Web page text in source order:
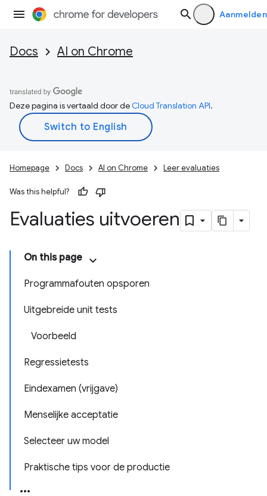
Aanmelden
Docs AI on Chrome
Deze pagina is vertaald door deCloud Translation API.
Homepage Docs AI on Chrome Leer evaluaties
Was this helpful?
Evaluaties uitvoeren
On this page
Programmafouten opsporen
Uitgebreide unit tests
Voorbeeld
Regressietests
Eindexamen (vrijgave)
Menselijke acceptatie
Selecteer uw model
Praktische tips voor de productie